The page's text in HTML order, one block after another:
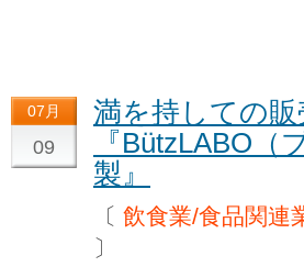
07月
09
満を持しての
『BützLABO
製』
〔 飲食業/食品関連
〕